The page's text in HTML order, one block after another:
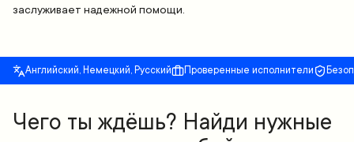
заслуживает надежной помощи.
Английский, Немецкий, Русский Проверенные исполнители
Чего ты ждёшь? Найди нужные